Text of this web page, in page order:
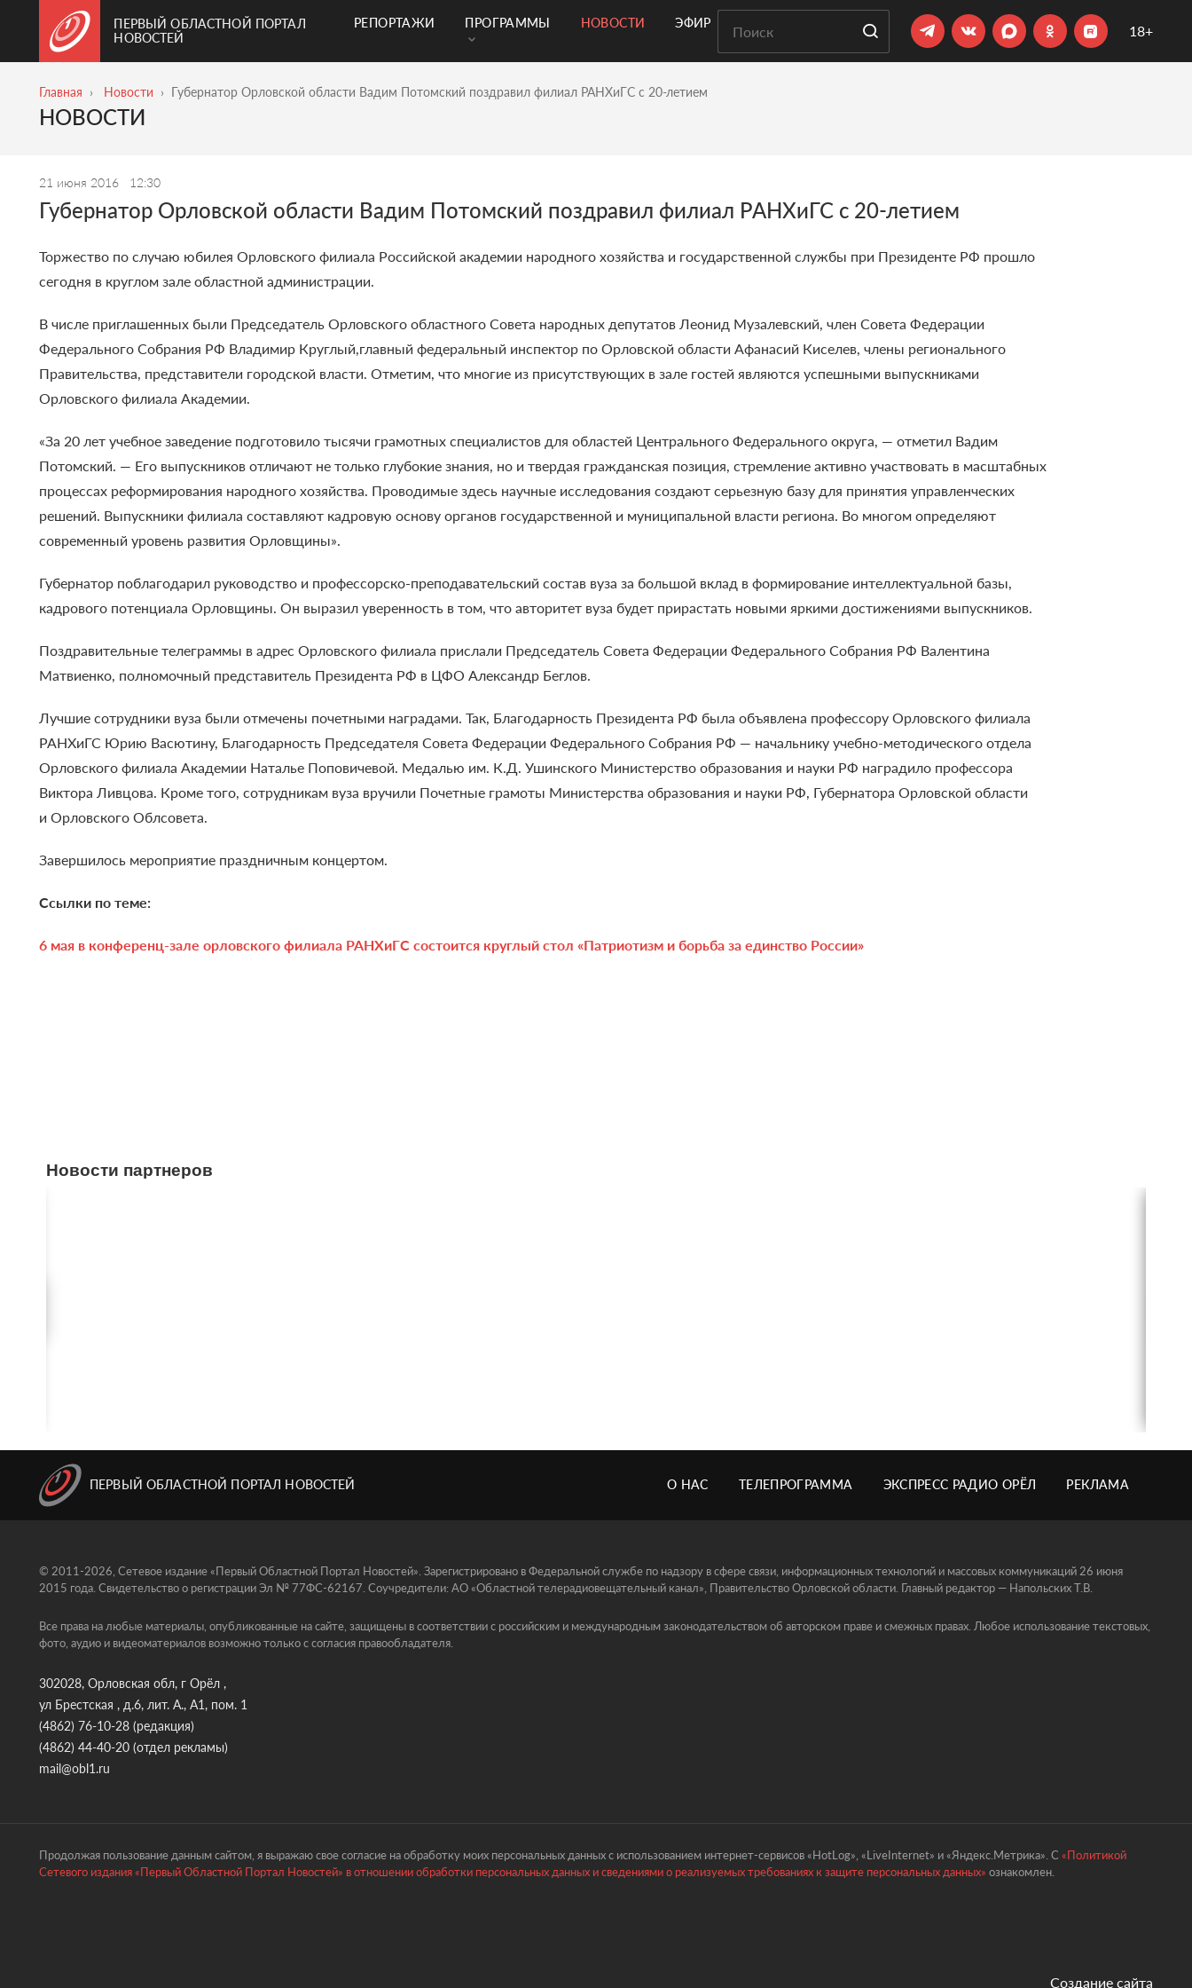
ПЕРВЫЙ ОБЛАСТНОЙ ПОРТАЛ
НОВОСТЕЙ
РЕПОРТАЖИ ПРОГРАММЫ НОВОСТИ ЭФИР 18+
Главная Новости Губернатор Орловской области Вадим Потомский поздравил филиал РАНХиГС с 20-летием
НОВОСТИ
21 июня 2016 12:30
Губернатор Орловской области Вадим Потомский поздравил филиал РАНХиГС с 20-летием
Торжество по случаю юбилея Орловского филиала Российской академии народного хозяйства и государственной службы при Президенте РФ прошло
сегодня в круглом зале областной администрации.
В числе приглашенных были Председатель Орловского областного Совета народных депутатов Леонид Музалевский, член Совета Федерации
Федерального Собрания РФ Владимир Круглый,главный федеральный инспектор по Орловской области Афанасий Киселев, члены регионального
Правительства, представители городской власти. Отметим, что многие из присутствующих в зале гостей являются успешными выпускниками
Орловского филиала Академии.
«За 20 лет учебное заведение подготовило тысячи грамотных специалистов для областей Центрального Федерального округа, — отметил Вадим
Потомский. — Его выпускников отличают не только глубокие знания, но и твердая гражданская позиция, стремление активно участвовать в масштабных
процессах реформирования народного хозяйства. Проводимые здесь научные исследования создают серьезную базу для принятия управленческих
решений. Выпускники филиала составляют кадровую основу органов государственной и муниципальной власти региона. Во многом определяют
современный уровень развития Орловщины».
Губернатор поблагодарил руководство и профессорско-преподавательский состав вуза за большой вклад в формирование интеллектуальной базы,
кадрового потенциала Орловщины. Он выразил уверенность в том, что авторитет вуза будет прирастать новыми яркими достижениями выпускников.
Поздравительные телеграммы в адрес Орловского филиала прислали Председатель Совета Федерации Федерального Собрания РФ Валентина
Матвиенко, полномочный представитель Президента РФ в ЦФО Александр Беглов.
Лучшие сотрудники вуза были отмечены почетными наградами. Так, Благодарность Президента РФ была объявлена профессору Орловского филиала
РАНХиГС Юрию Васютину, Благодарность Председателя Совета Федерации Федерального Собрания РФ — начальнику учебно-методического отдела
Орловского филиала Академии Наталье Поповичевой. Медалью им. К.Д. Ушинского Министерство образования и науки РФ наградило профессора
Виктора Ливцова. Кроме того, сотрудникам вуза вручили Почетные грамоты Министерства образования и науки РФ, Губернатора Орловской области
и Орловского Облсовета.
Завершилось мероприятие праздничным концертом.
Ссылки по теме:
6 мая в конференц-зале орловского филиала РАНХиГС состоится круглый стол «Патриотизм и борьба за единство России»
Новости партнеров
ПЕРВЫЙ ОБЛАСТНОЙ ПОРТАЛ НОВОСТЕЙ О НАС ТЕЛЕПРОГРАММА ЭКСПРЕСС РАДИО ОРЁЛ РЕКЛАМА
© 2011-2026, Сетевое издание «Первый Областной Портал Новостей». Зарегистрировано в Федеральной службе по надзору в сфере связи, информационных технологий и массовых коммуникаций 26 июня
2015 года. Свидетельство о регистрации Эл № 77ФС-62167. Соучредители: АО «Областной телерадиовещательный канал», Правительство Орловской области. Главный редактор — Напольских Т.В.
Все права на любые материалы, опубликованные на сайте, защищены в соответствии с российским и международным законодательством об авторском праве и смежных правах. Любое использование текстовых,
фото, аудио и видеоматериалов возможно только с согласия правообладателя.
302028, Орловская обл, г Орёл ,
ул Брестская , д.6, лит. А., А1, пом. 1
(4862) 76-10-28 (редакция)
(4862) 44-40-20 (отдел рекламы)
mail@obl1.ru
Продолжая пользование данным сайтом, я выражаю свое согласие на обработку моих персональных данных с использованием интернет-сервисов «HotLog», «LiveInternet» и «Яндекс.Метрика». С«Политикой
Сетевого издания «Первый Областной Портал Новостей» в отношении обработки персональных данных и сведениями о реализуемых требованиях к защите персональных данных»ознакомлен.
Создание сайта